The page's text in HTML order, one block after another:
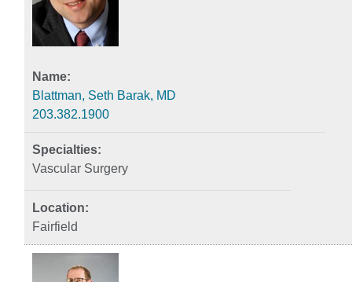
Blattman, Seth Barak, MD
203.382.1900
Vascular Surgery
Fairfield